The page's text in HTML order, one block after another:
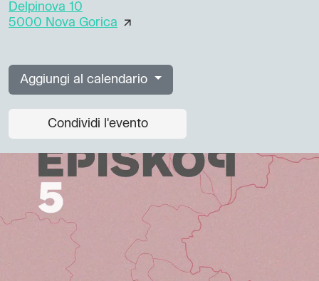
Delpinova 10
5000 Nova Gorica
Aggiungi al calendario
Condividi l'evento